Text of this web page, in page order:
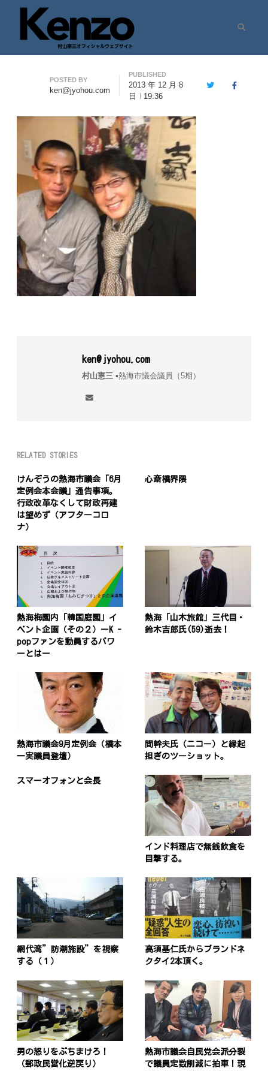
七転八起 – 村山憲三 Official Site
村山憲三ウェブサイト
Author
POSTED BY
ken@jyohou.com
PUBLISHED
2013 年 12 月 8
日
19:36
TwitterFacebook
ken@jyohou.com
村山憲三▪︎熱海市議会議員（5期）
RELATED STORIES
けんぞうの熱海市議会「6月
定例会本会議」通告事項。
行政改革なくして財政再建
は望めず（アフターコロ
ナ）
心斎橋界隈
熱海梅園内「韓国庭園」イ
ベント企画（その２）ーK -
popファンを動員するパワ
ーとはー
熱海「山木旅館」三代目・
鈴木吉郎氏(59)逝去！
熱海市議会9月定例会（橋本
一実議員登壇）
間幹夫氏（ニコー）と縁起
担ぎのツーショット。
スマーオフォンと会長
インド料理店で無銭飲食を
目撃する。
網代湾”防潮施設”を視察
する（１）
高須基仁氏からブランドネ
クタイ2本頂く。
男の怒りをぶちまけろ！
（郵政民営化逆戻り）
熱海市議会自民党会派分裂
で議員定数削減に拍車！現